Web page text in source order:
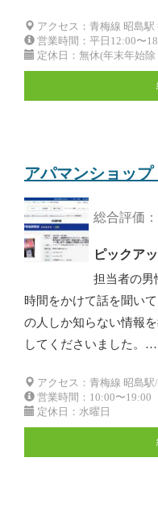
アクセス：青梅線 昭島駅
営業時間：平日12:00〜
定休日：無休(年末年始除
アパマンショッ
総合評価：
ピックア
担当者の男
時間をかけて話を聞い
の人しか知らない情報
してくださいました。…
アクセス：青梅線 昭島駅
営業時間：10:00〜19:00
定休日：水曜日